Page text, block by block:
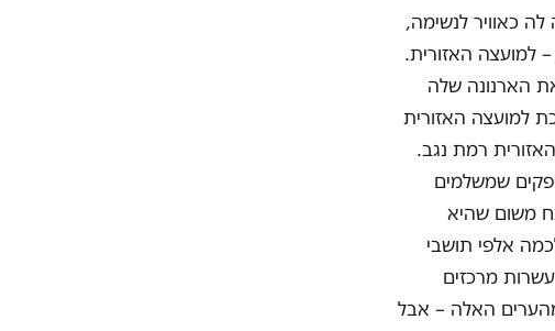
כאוויר לנשימה,
למועצה האזורית.
הארנונה שלה
למועצה האזורית
רמת נגב.
שמשלמים
משום שהיא
אלפי תושבי
מרכזים
האלה – אבל